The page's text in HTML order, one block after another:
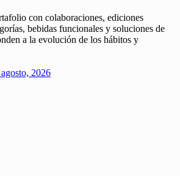
con colaboraciones, ediciones
bebidas funcionales y soluciones de
a la evolución de los hábitos y
2026